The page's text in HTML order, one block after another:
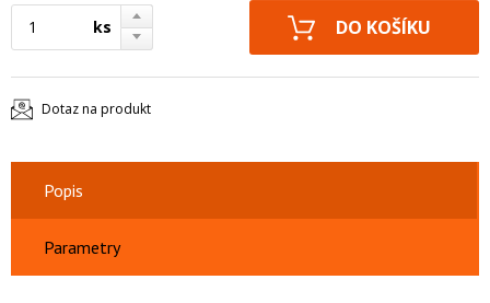
ks
Dotaz na produkt
Popis
Parametry